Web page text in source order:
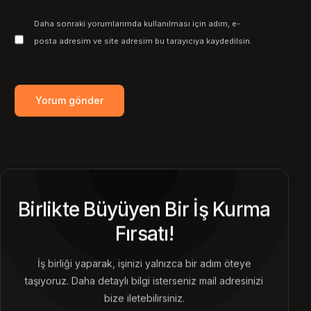
Daha sonraki yorumlarımda kullanılması için adım, e-
posta adresim ve site adresim bu tarayıcıya kaydedilsin.
Birlikte Büyüyen Bir İş Kurma
Fırsatı!
İş birliği yaparak, işinizi yalnızca bir adım öteye
taşıyoruz. Daha detaylı bilgi isterseniz mail adresinizi
bize iletebilirsiniz.